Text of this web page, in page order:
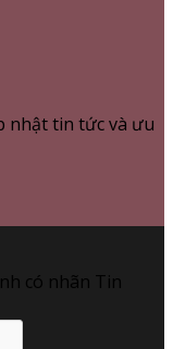
nhật tin tức và ưu